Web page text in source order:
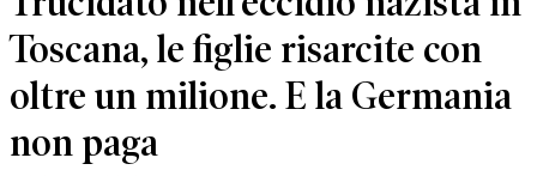
Toscana, le figlie risarcite con
oltre un milione. E la Germania
non paga